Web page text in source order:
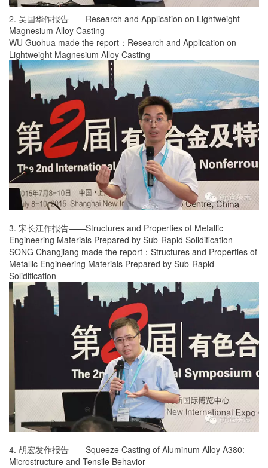
2. 吴国华作报告——Research and Application on Lightweight
Magnesium Alloy Casting
WU Guohua made the report：Research and Application on
Lightweight Magnesium Alloy Casting
3. 宋长江作报告——Structures and Properties of Metallic
Engineering Materials Prepared by Sub-Rapid Solidification
SONG Changjiang made the report：Structures and Properties of
Metallic Engineering Materials Prepared by Sub-Rapid
Solidification
4. 胡宏发作报告——Squeeze Casting of Aluminum Alloy A380:
Microstructure and Tensile Behavior